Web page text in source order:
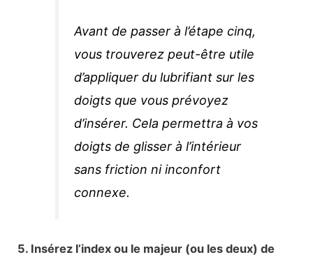
Avant de passer à l’étape cinq,
vous trouverez peut-être utile
d’appliquer du lubrifiant sur les
doigts que vous prévoyez
d’insérer. Cela permettra à vos
doigts de glisser à l’intérieur
sans friction ni inconfort
connexe.
5. Insérez l’index ou le majeur (ou les deux) de